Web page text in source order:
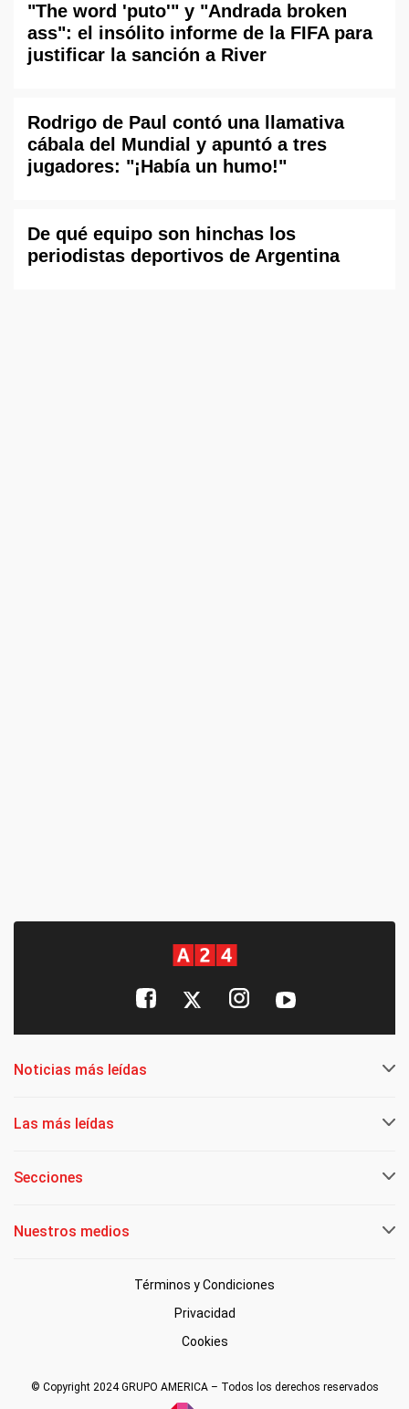
"The word 'puto'" y "Andrada broken
ass": el insólito informe de la FIFA para
justificar la sanción a River
Rodrigo de Paul contó una llamativa
cábala del Mundial y apuntó a tres
jugadores: "¡Había un humo!"
De qué equipo son hinchas los
periodistas deportivos de Argentina
Noticias más leídas
Las más leídas
Secciones
Nuestros medios
Términos y Condiciones
Privacidad
Cookies
© Copyright 2024 GRUPO AMERICA – Todos los derechos reservados